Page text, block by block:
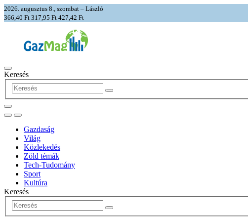
2026. augusztus 8., szombat – László
366,40 Ft 317,95 Ft 427,42 Ft
Keresés
Gazdaság
Világ
Közlekedés
Zöld témák
Tech-Tudomány
Sport
Kultúra
Keresés